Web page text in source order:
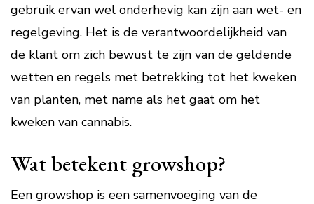
gebruik ervan wel onderhevig kan zijn aan wet- en
regelgeving. Het is de verantwoordelijkheid van
de klant om zich bewust te zijn van de geldende
wetten en regels met betrekking tot het kweken
van planten, met name als het gaat om het
kweken van cannabis.
Wat betekent growshop?
Een growshop is een samenvoeging van de